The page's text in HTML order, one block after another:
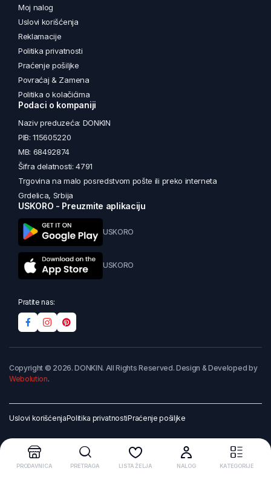
Moj nalog
Uslovi korišćenja
Reklamacije
Politika privatnosti
Praćenje pošiljke
Povraćaj & Zamena
Politika o kolačićima
Podaci o kompaniji
Naziv preduzeća: DONKIN
PIB: 115605220
MB: 68492874
Šifra delatnosti: 4791
Trgovina na malo posredstvom pošte ili preko interneta
Grdelica, Srbija
USKORO - Preuzmite aplikaciju
USKORO
USKORO
Pratite nas:
Copyright © 2026. DONKIN. All Rights Reserved. Design & Developed by
Webolution.
Uslovi korišćenjaPolitika privatnostiPraćenje pošiljke
PRODAVNICA PRETRAGA LISTA ŽELJA NALOG KATEGORIJE